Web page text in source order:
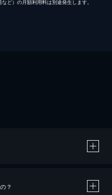
ど）の月額利用料は別途発生します。
？